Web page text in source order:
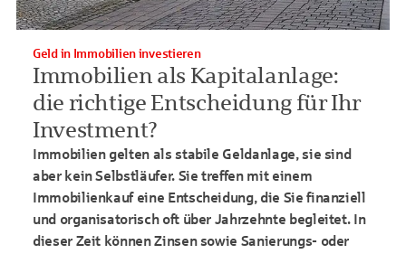
Immobilien als Kapitalanlage:
die richtige Entscheidung für Ihr
Investment?
Geld in Immobilien investieren
Immobilien gelten als stabile Geldanlage, sie sind
aber kein Selbstläufer. Sie treffen mit einem
Immobilienkauf eine Entscheidung, die Sie finanziell
und organisatorisch oft über Jahrzehnte begleitet. In
dieser Zeit können Zinsen sowie Sanierungs- oder